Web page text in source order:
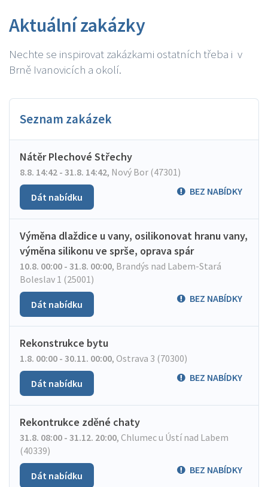
Aktuální zakázky
Nechte se inspirovat zakázkami ostatních třeba i v
Brně Ivanovicích a okolí.
Seznam zakázek
Nátěr Plechové Střechy
8.8. 14:42 - 31.8. 14:42, Nový Bor (47301)
BEZ NABÍDKY
Dát nabídku
Výměna dlaždice u vany, osilikonovat hranu vany,
výměna silikonu ve sprše, oprava spár
10.8. 00:00 - 31.8. 00:00, Brandýs nad Labem-Stará
Boleslav 1 (25001)
BEZ NABÍDKY
Dát nabídku
Rekonstrukce bytu
1.8. 00:00 - 30.11. 00:00, Ostrava 3 (70300)
BEZ NABÍDKY
Dát nabídku
Rekontrukce zděné chaty
31.8. 08:00 - 31.12. 20:00, Chlumec u Ústí nad Labem
(40339)
BEZ NABÍDKY
Dát nabídku